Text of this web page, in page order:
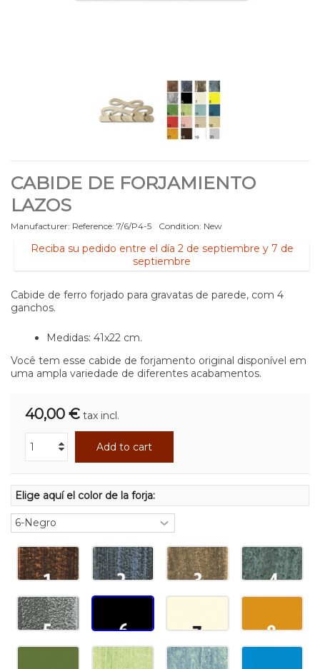
CABIDE DE FORJAMIENTO
LAZOS
Manufacturer: Reference: 7/6/P4-5 Condition: New
Reciba su pedido entre el día 2 de septiembre y 7 de
septiembre
Cabide de ferro forjado para gravatas de parede, com 4
ganchos.
Medidas: 41x22 cm.
Você tem esse cabide de forjamento original disponível em
uma ampla variedade de diferentes acabamentos.
40,00 € tax incl.
Add to cart
Elige aquí el color de la forja: